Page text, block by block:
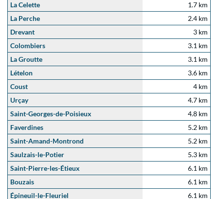
La Celette
1.7 km
La Perche
2.4 km
Drevant
3 km
Colombiers
3.1 km
La Groutte
3.1 km
Lételon
3.6 km
Coust
4 km
Urçay
4.7 km
Saint-Georges-de-Poisieux
4.8 km
Faverdines
5.2 km
Saint-Amand-Montrond
5.2 km
Saulzais-le-Potier
5.3 km
Saint-Pierre-les-Étieux
6.1 km
Bouzais
6.1 km
Épineuil-le-Fleuriel
6.1 km